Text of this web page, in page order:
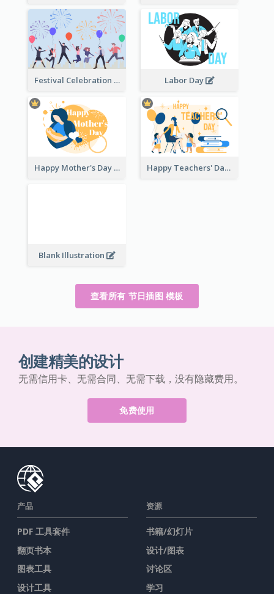
Festival Celebration Illustration Labor Day
Happy Mother's Day Happy Teachers' Day
Blank Illustration
查看所有 节日插图 模板
创建精美的设计
无需信用卡、无需合同、无需下载，没有隐藏费用。
免费使用
产品
PDF 工具套件
翻页书本
图表工具
设计工具
资源
书籍/幻灯片
设计/图表
讨论区
学习